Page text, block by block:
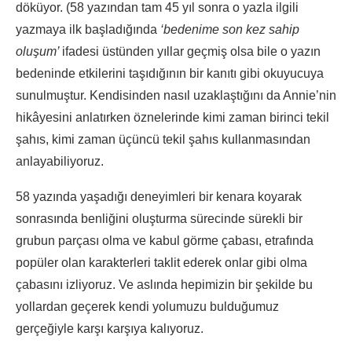
döküyor. (58 yazından tam 45 yıl sonra o yazla ilgili
yazmaya ilk başladığında ‘bedenime son kez sahip
oluşum’ ifadesi üstünden yıllar geçmiş olsa bile o yazın
bedeninde etkilerini taşıdığının bir kanıtı gibi okuyucuya
sunulmuştur. Kendisinden nasıl uzaklaştığını da Annie’nin
hikâyesini anlatırken öznelerinde kimi zaman birinci tekil
şahıs, kimi zaman üçüncü tekil şahıs kullanmasından
anlayabiliyoruz.
58 yazında yaşadığı deneyimleri bir kenara koyarak
sonrasında benliğini oluşturma sürecinde sürekli bir
grubun parçası olma ve kabul görme çabası, etrafında
popüler olan karakterleri taklit ederek onlar gibi olma
çabasını izliyoruz. Ve aslında hepimizin bir şekilde bu
yollardan geçerek kendi yolumuzu bulduğumuz
gerçeğiyle karşı karşıya kalıyoruz.